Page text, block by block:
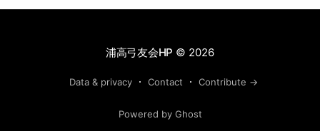
上を目指してもらいたい。頑張！ファイト!
浦高弓友会HP © 2026
Data & privacy Contact Contribute →
Powered by Ghost